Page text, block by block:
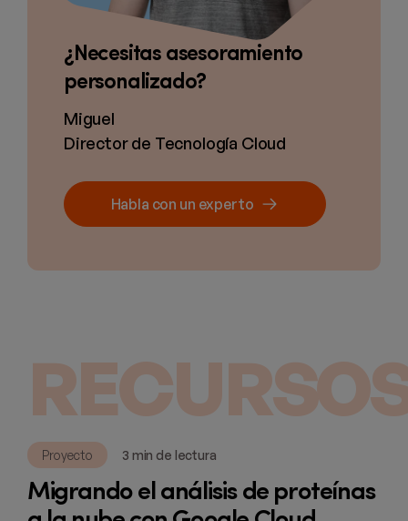
¿Necesitas asesoramiento
personalizado?
Miguel
Director de Tecnología Cloud
Habla con un experto
Proyecto 3 min de lectura
Migrando el análisis de proteínas